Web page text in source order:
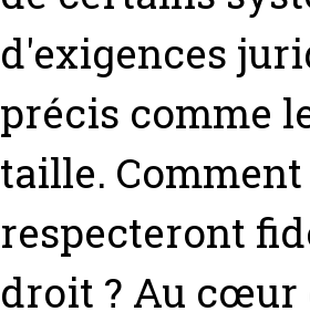
d'exigences
précis comme
taille.
respecteront
droit ? Au cœur